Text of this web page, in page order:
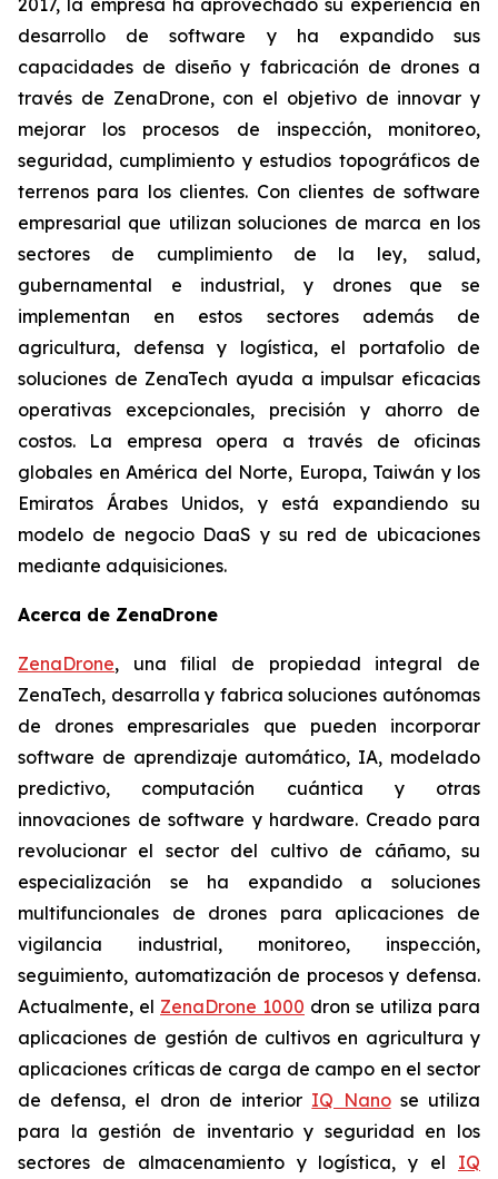
2017, la empresa ha aprovechado su experiencia en
desarrollo de software y ha expandido sus
capacidades de diseño y fabricación de drones a
través de ZenaDrone, con el objetivo de innovar y
mejorar los procesos de inspección, monitoreo,
seguridad, cumplimiento y estudios topográficos de
terrenos para los clientes. Con clientes de software
empresarial que utilizan soluciones de marca en los
sectores de cumplimiento de la ley, salud,
gubernamental e industrial, y drones que se
implementan en estos sectores además de
agricultura, defensa y logística, el portafolio de
soluciones de ZenaTech ayuda a impulsar eficacias
operativas excepcionales, precisión y ahorro de
costos. La empresa opera a través de oficinas
globales en América del Norte, Europa, Taiwán y los
Emiratos Árabes Unidos, y está expandiendo su
modelo de negocio DaaS y su red de ubicaciones
mediante adquisiciones.
Acerca de ZenaDrone
ZenaDrone, una filial de propiedad integral de
ZenaTech, desarrolla y fabrica soluciones autónomas
de drones empresariales que pueden incorporar
software de aprendizaje automático, IA, modelado
predictivo, computación cuántica y otras
innovaciones de software y hardware. Creado para
revolucionar el sector del cultivo de cáñamo, su
especialización se ha expandido a soluciones
multifuncionales de drones para aplicaciones de
vigilancia industrial, monitoreo, inspección,
seguimiento, automatización de procesos y defensa.
Actualmente, el ZenaDrone 1000 dron se utiliza para
aplicaciones de gestión de cultivos en agricultura y
aplicaciones críticas de carga de campo en el sector
de defensa, el dron de interior IQ Nanose utiliza
para la gestión de inventario y seguridad en los
sectores de almacenamiento y logística, y el IQ